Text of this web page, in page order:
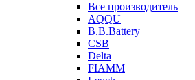
Все производитель
AQQU
B.B.Battery
CSB
Delta
FIAMM